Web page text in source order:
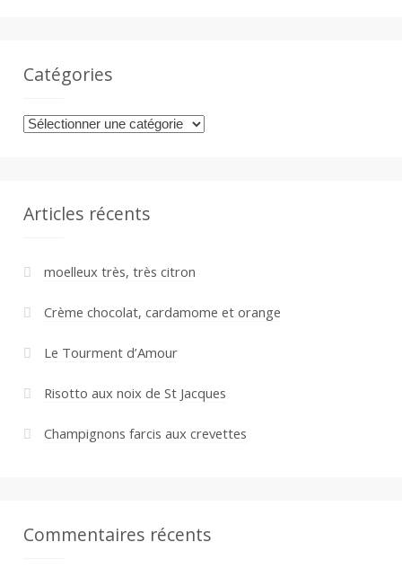
Catégories
Catégories
Articles récents
moelleux très, très citron
Crème chocolat, cardamome et orange
Le Tourment d’Amour
Risotto aux noix de St Jacques
Champignons farcis aux crevettes
Commentaires récents